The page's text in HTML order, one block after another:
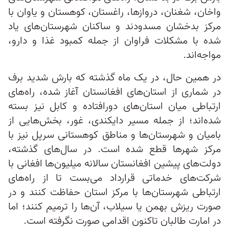
واخان، شغنان، دروازها، راغستان، کوهستان و یاوان با
مرکز بدخشان مسدودند و ساکنان شهرستان‌های یاد
شده با مشکلات فراوان از جمله کمبود غذا و دارو،
مواجه‌اند.
در همین حال، در یک ماه گذشته که بارش شدید برف
در شماری از استان‌های افغانستان آغاز شده، راه‌های
ارتباطی میان استان‌های دورافتاده و کابل نیز بسته
شده‌اند؛ از جمله مسیر دایکندی، غور، بخش‌هایی از
بامیان و شهرستان‌ها و مناطق کوهستانی سرپل نیز با
مرکز شهرها قطع شده است. در سال‌های گذشته،
دولت‌های پیشین افغانستان سالانه میلیون‌ها افغانی با
شرکت‌های خدماتی قرارداد می‌بست تا از راه‌های
ارتباطی شهرستان‌ها با مرکز استان حفاظت کنند و در
صورت ریزش بهمن یا سیلاب، آن‌ها را ترمیم کنند؛ اما
در امارت طالبان تاکنون اقدامی صورت نگرفته است.